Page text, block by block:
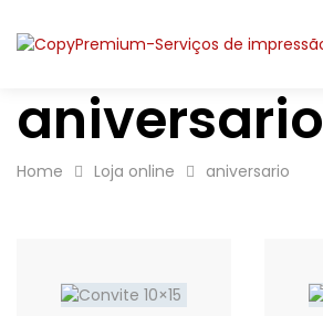
aniversario
Home Loja online aniversario